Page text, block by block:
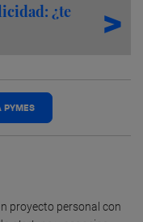
¿te
PYMES
proyecto personal con